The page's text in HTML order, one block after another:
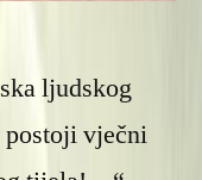
ljudskog
vječni